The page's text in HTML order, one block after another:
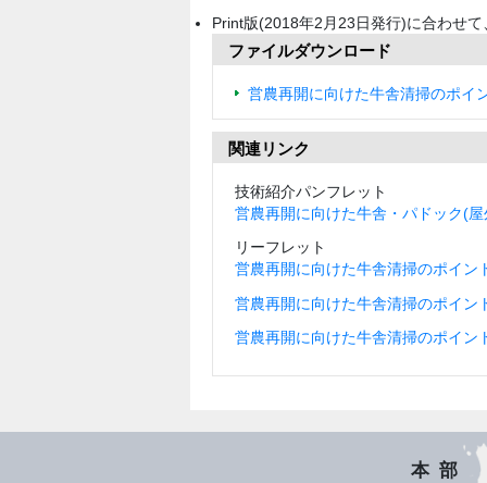
Print版(2018年2月23日発行)に合わせ
ファイルダウンロード
営農再開に向けた牛舎清掃のポイ
関連リンク
技術紹介パンフレット
営農再開に向けた牛舎・パドック(
リーフレット
営農再開に向けた牛舎清掃のポイン
営農再開に向けた牛舎清掃のポイン
営農再開に向けた牛舎清掃のポイン
本部